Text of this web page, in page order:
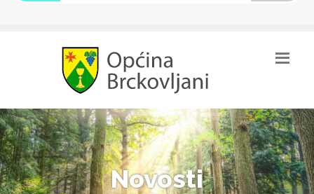
Novosti